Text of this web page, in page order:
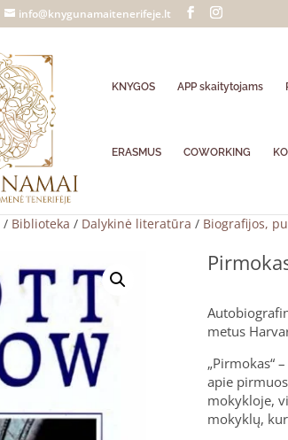
info@knygunamaitenerifeje.lt
KNYGOS APP skaitytojams
ERASMUS COWORKING
/ Biblioteka / Dalykinė literatūra / Biografijos,
metus
„Pirmokas“
apie
mokykloje,
mokyklų,